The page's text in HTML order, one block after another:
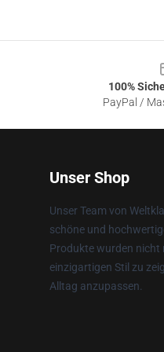
100%
PayPal /
Unser Shop
Unser Team von
schöne und
Produkte wurden nicht
einzigartigen Stil zu
Alltag anzupassen.